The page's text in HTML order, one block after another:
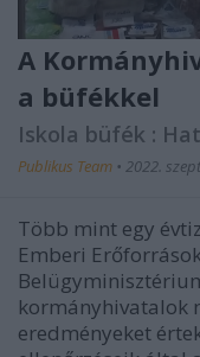
A
a büfékkel
Iskola büfék :
Publikus Team • 2022.
Több mint egy
Emberi
kormányhivatalok
eredményeket